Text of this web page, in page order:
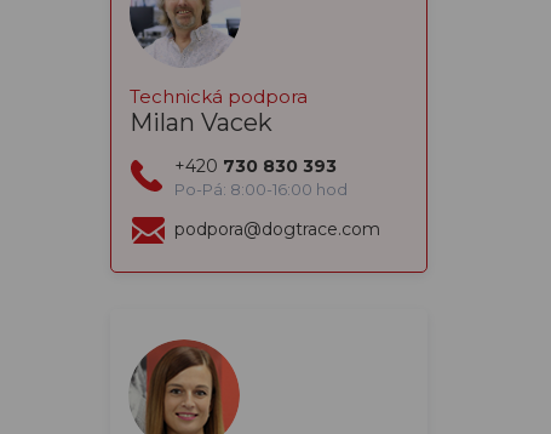
Technická podpora
Milan Vacek
+420 730 830 393
Po-Pá: 8:00-16:00 hod
podpora@dogtrace.com